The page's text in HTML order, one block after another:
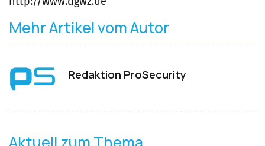
Mehr Artikel vom Autor
Redaktion ProSecurity